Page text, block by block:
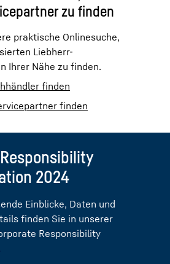
zu finden
praktische Onlinesuche,
Liebherr-
Ihrer Nähe zu finden.
finden
finden
2024
Einblicke, Daten und
finden Sie in unserer
Responsibility